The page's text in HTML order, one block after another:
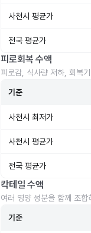
사천시 평균가
전국 평균가
피로회복 수액
피로감, 식사량 저하, 회복
기준
사천시 최저가
사천시 평균가
전국 평균가
칵테일 수액
여러 영양 성분을 함께 조
기준